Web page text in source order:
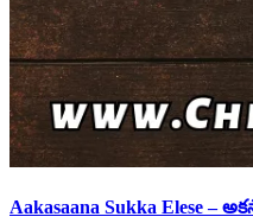
Aakasaana Sukka Elese –